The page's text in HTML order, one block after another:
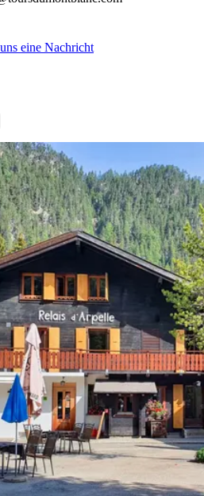
eine Nachricht